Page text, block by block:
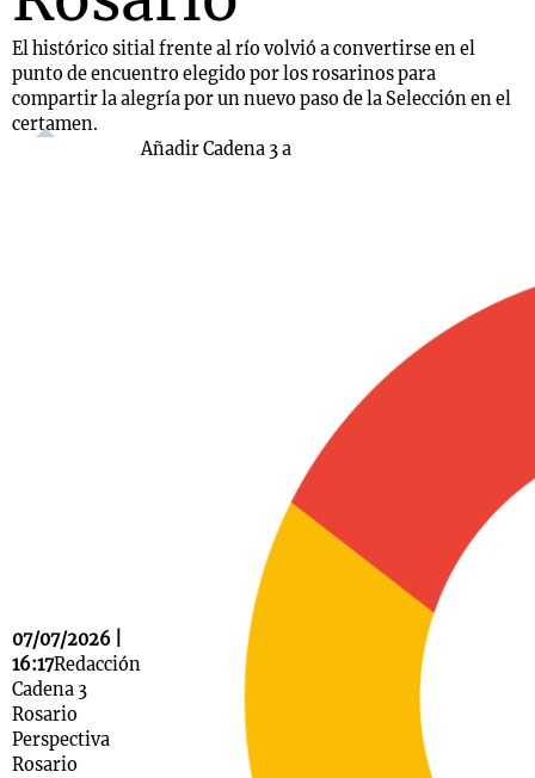
El histórico sitial frente al río volvió a convertirse en el
punto de encuentro elegido por los rosarinos para
compartir la alegría por un nuevo paso de la Selección en el
certamen.
07/07/2026 |
16:17Redacción
Cadena 3
Rosario
Perspectiva
Rosario
Añadir Cadena 3 a